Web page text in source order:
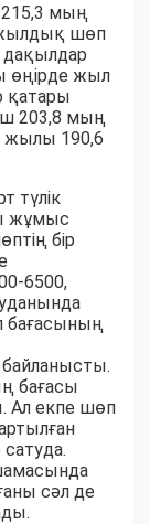
мың
шөп
дақылдар
өңірде жыл
қатары
203,8 мың
жылы 190,6
түлік
жұмыс
бір
6500,
бағасының
бағасы
Ал екпе шөп
сәл де